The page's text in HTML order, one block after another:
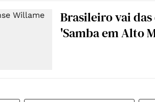
Brasileiro vai
'Samba em Alto